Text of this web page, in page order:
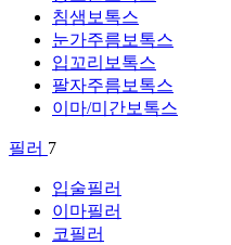
침샘보톡스
눈가주름보톡스
입꼬리보톡스
팔자주름보톡스
이마/미간보톡스
필러 7
입술필러
이마필러
코필러